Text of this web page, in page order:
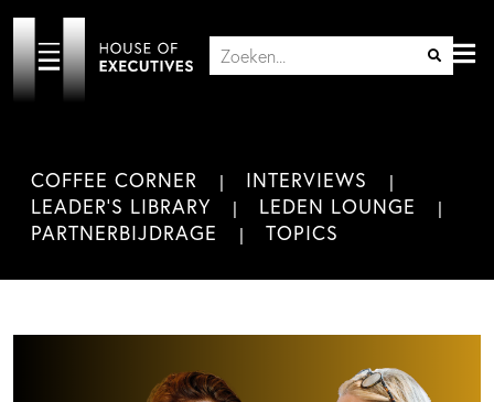
COFFEE CORNER
INTERVIEWS
LEADER'S LIBRARY
LEDEN LOUNGE
PARTNERBIJDRAGE
TOPICS